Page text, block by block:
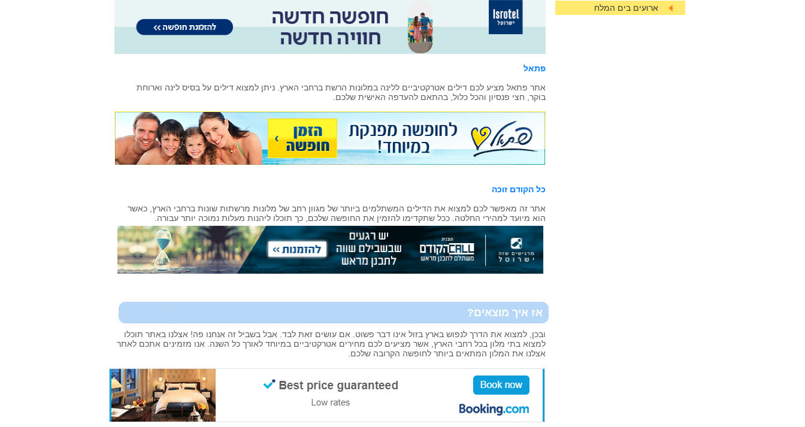
פתאל
אתר פתאל מציע לכם דילים אטרקטיביים ללינה במלונות הרשת ברחבי הארץ. ניתן למצוא דילים על בסיס לינה וארוחת
בוקר, חצי פנסיון והכל כלול, בהתאם להעדפה האישית שלכם.
כל הקודם זוכה
אתר זה מאפשר לכם למצוא את הדילים המשתלמים ביותר של מגוון רחב של מלונות מרשתות שונות ברחבי הארץ, כאשר
הוא מיועד למהירי החלטה. ככל שתקדימו להזמין את החופשה שלכם, כך תוכלו ליהנות מעלות נמוכה יותר עבורה.
אז איך מוצאים?
ובכן, למצוא את הדרך לנפוש בארץ בזול אינו דבר פשוט. אם עושים זאת לבד. אבל בשביל זה אנחנו פה! אצלנו באתר תוכלו
למצוא בתי מלון בכל רחבי הארץ, אשר מציעים לכם מחירים אטרקטיביים במיוחד לאורך כל השנה. אנו מזמינים אתכם לאתר
אצלנו את המלון המתאים ביותר לחופשה הקרובה שלכם.
ארועים בים המלח